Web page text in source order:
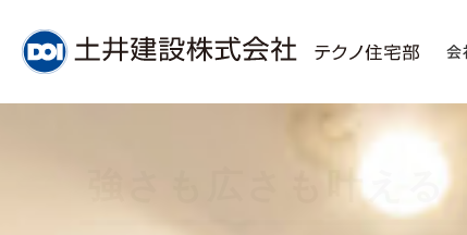
会
強さも広さも叶える